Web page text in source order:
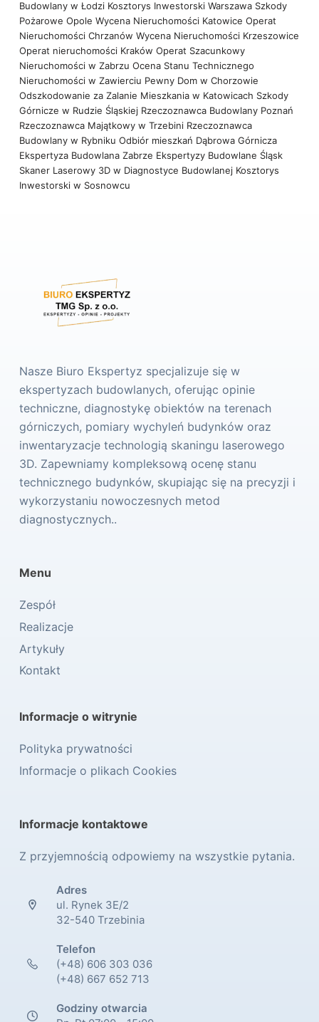
Budowlany w Łodzi Kosztorys Inwestorski Warszawa Szkody
Pożarowe Opole Wycena Nieruchomości Katowice Operat
Nieruchomości Chrzanów Wycena Nieruchomości Krzeszowice
Operat nieruchomości Kraków Operat Szacunkowy
Nieruchomości w Zabrzu Ocena Stanu Technicznego
Nieruchomości w Zawierciu Pewny Dom w Chorzowie
Odszkodowanie za Zalanie Mieszkania w Katowicach Szkody
Górnicze w Rudzie Śląskiej Rzeczoznawca Budowlany Poznań
Rzeczoznawca Majątkowy w Trzebini Rzeczoznawca
Budowlany w Rybniku Odbiór mieszkań Dąbrowa Górnicza
Ekspertyza Budowlana Zabrze Ekspertyzy Budowlane Śląsk
Skaner Laserowy 3D w Diagnostyce Budowlanej Kosztorys
Inwestorski w Sosnowcu
Nasze Biuro Ekspertyz specjalizuje się w
ekspertyzach budowlanych, oferując opinie
techniczne, diagnostykę obiektów na terenach
górniczych, pomiary wychyleń budynków oraz
inwentaryzacje technologią skaningu laserowego
3D. Zapewniamy kompleksową ocenę stanu
technicznego budynków, skupiając się na precyzji i
wykorzystaniu nowoczesnych metod
diagnostycznych..
Menu
Zespół
Realizacje
Artykuły
Kontakt
Informacje o witrynie
Polityka prywatności
Informacje o plikach Cookies
Informacje kontaktowe
Z przyjemnością odpowiemy na wszystkie pytania.
Adres
ul. Rynek 3E/2
32-540 Trzebinia
Telefon
(+48) 606 303 036
(+48) 667 652 713
Godziny otwarcia